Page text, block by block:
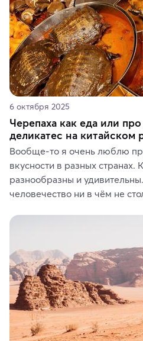
6 октября 2025
Черепаха как еда или
деликатес на китайском
Вообще-то я очень люблю
вкусности в разных странах.
разнообразны и
человечество ни в чём не